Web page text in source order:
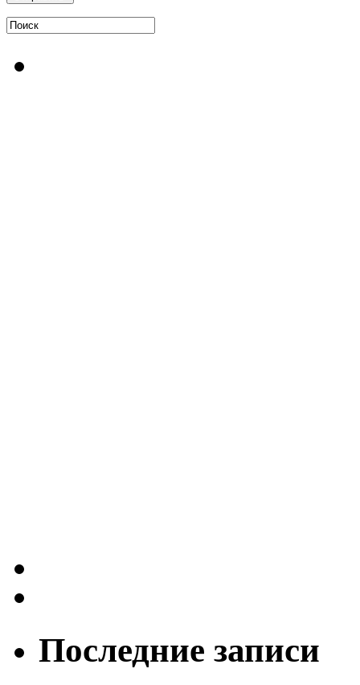
Последние записи